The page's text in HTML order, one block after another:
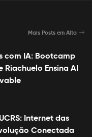
Mais Posts em Alta
com IA: Bootcamp
Riachuelo Ensina AI
Internet das
Conectada